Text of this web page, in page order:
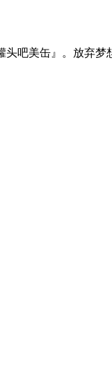
吧美缶』。放弃